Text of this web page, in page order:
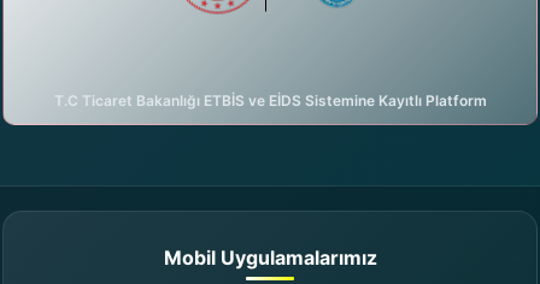
T.C Ticaret Bakanlığı ETBİS ve EİDS Sistemine Kayıtlı Platform
Mobil Uygulamalarımız